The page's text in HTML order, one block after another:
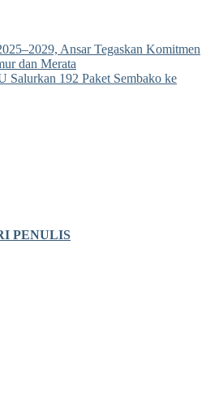
Ansar Tegaskan Komitmen
dan Merata
Salurkan 192 Paket Sembako ke
PENULIS